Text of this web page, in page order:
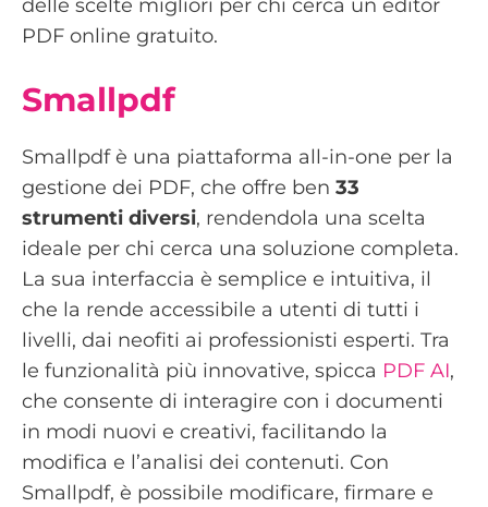
delle scelte migliori per chi cerca un editor
PDF online gratuito.
Smallpdf
Smallpdf è una piattaforma all-in-one per la
gestione dei PDF, che offre ben 33
strumenti diversi, rendendola una scelta
ideale per chi cerca una soluzione completa.
La sua interfaccia è semplice e intuitiva, il
che la rende accessibile a utenti di tutti i
livelli, dai neofiti ai professionisti esperti. Tra
le funzionalità più innovative, spicca PDF AI,
che consente di interagire con i documenti
in modi nuovi e creativi, facilitando la
modifica e l’analisi dei contenuti. Con
Smallpdf, è possibile modificare, firmare e